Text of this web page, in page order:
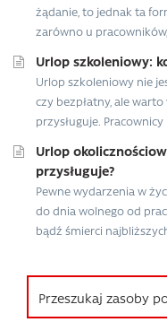
żądanie, to jednak ta
zarówno u pracowników,
Urlop szkoleniowy:
Urlop szkoleniowy nie
czy bezpłatny, ale
przysługuje.
Urlop
przysługuje?
Pewne wydarzenia w
do dnia wolnego od
bądź śmierci